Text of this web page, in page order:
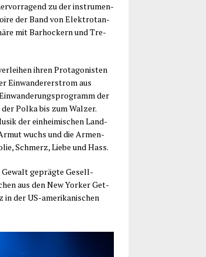
zu der instru­men­
der Band von Elek­tro­tan­
mit Bar­ho­ckern und Tre­
ihren Prot­ago­nis­ten
Ein­wan­de­rer­strom aus
der
Pol­ka bis zum Wal­zer.
der ein­hei­mi­schen Land­
wuchs und die Armen­
Schmerz, Lie­be und Hass.
Gewalt gepräg­te Gesell­
aus den New Yor­ker Get­
in der US-ame­ri­ka­ni­schen